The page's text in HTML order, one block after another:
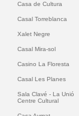
Casa de Cultura
Casal Torreblanca
Xalet Negre
Casal Mira-sol
Casino La Floresta
Casal Les Planes
Sala Clavé - La Unió
Centre Cultural